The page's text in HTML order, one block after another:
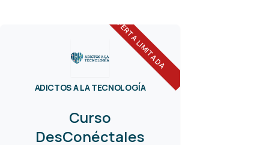
OFERTA LIMITADA
ADICTOS A LA TECNOLOGÍA
Curso
DesConéctales